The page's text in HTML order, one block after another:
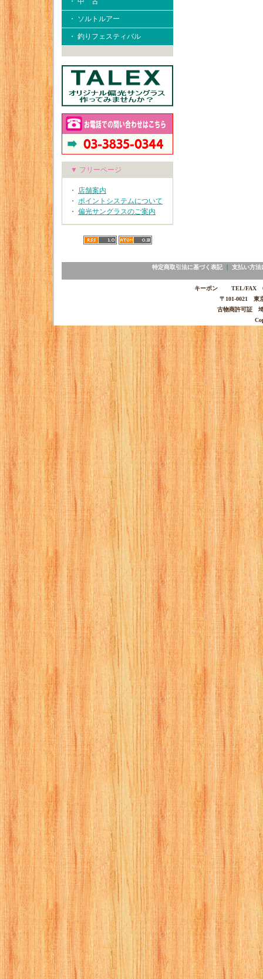
・ ソルトルアー
・ 釣りフェスティバル
▼ フリーページ
・ 店舗案内
・ ポイントシステムについて
・ 偏光サングラスのご案内
特定商取引法に基づく表記｜ 支払い方法
キーポン TEL/FAX
〒101-0021 東
古物商許可証